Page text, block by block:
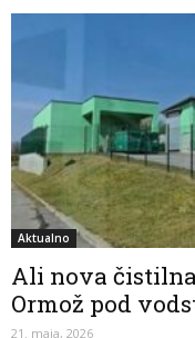
Aktualno
Ali nova
Ormož pod
21. maja, 2026